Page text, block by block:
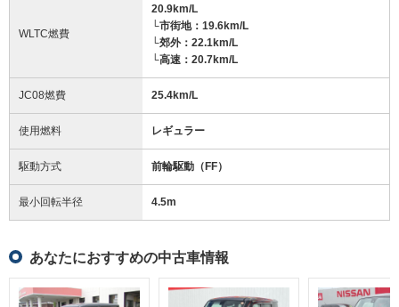
WLTC燃費
20.9km/L
└市街地：19.6km/L
└郊外：22.1km/L
└高速：20.7km/L
JC08燃費 25.4km/L
使用燃料 レギュラー
駆動方式 前輪駆動（FF）
最小回転半径 4.5m
あなたにおすすめの中古車情報